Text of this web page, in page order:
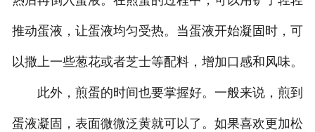
推动蛋液，让蛋液均匀受热。当蛋液开始凝固时，可
以撒上一些葱花或者芝士等配料，增加口感和风味。
此外，煎蛋的时间也要掌握好。一般来说，煎到
蛋液凝固，表面微微泛黄就可以了。如果喜欢更加松